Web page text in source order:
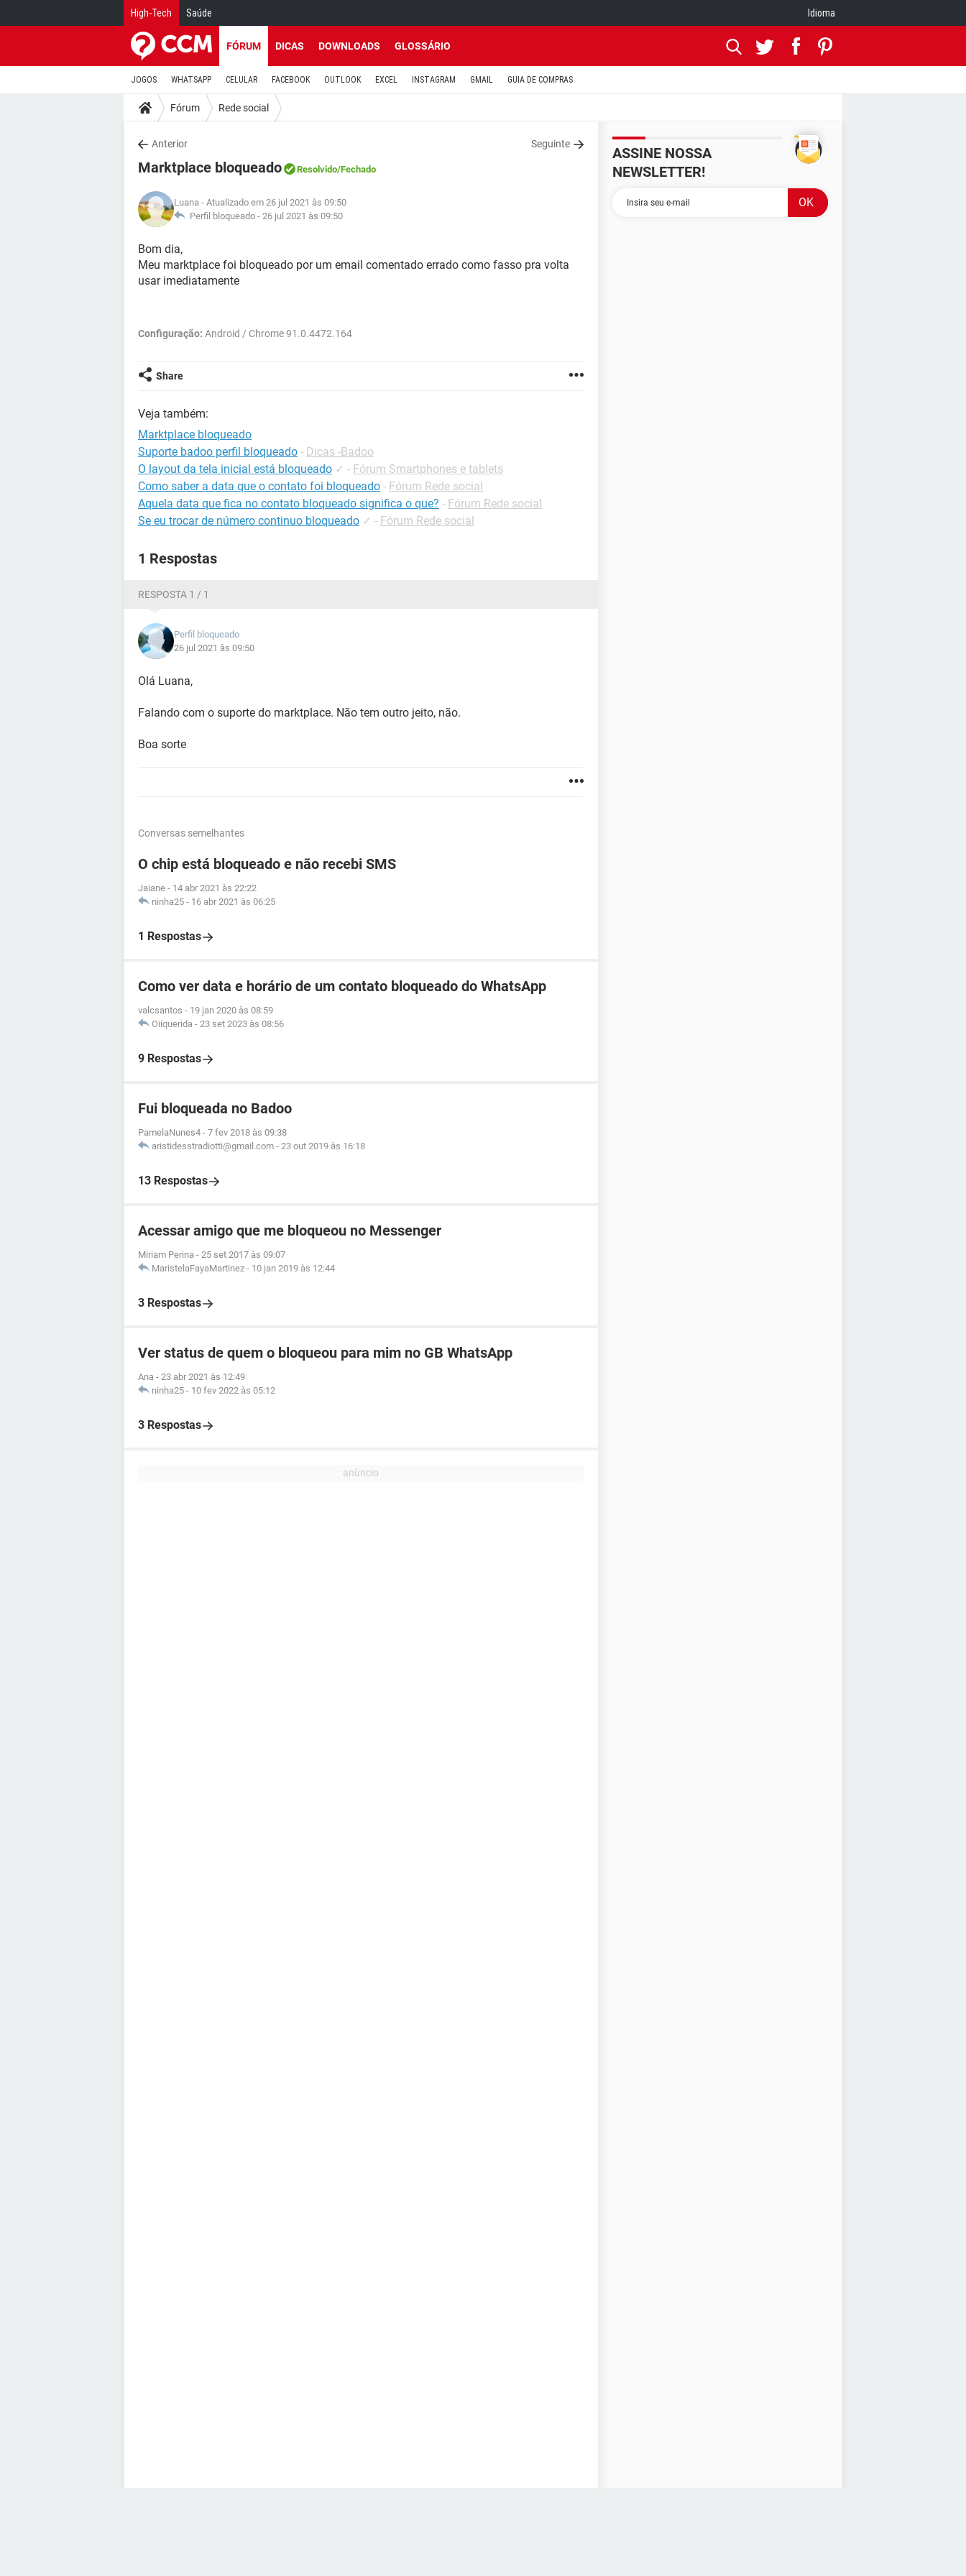
High-Tech Saúde Idioma
FÓRUM DICAS DOWNLOADS GLOSSÁRIO
JOGOS WHATSAPP CELULAR FACEBOOK OUTLOOK EXCEL INSTAGRAM GMAIL GUIA DE COMPRAS
Fórum Rede social
Anterior Seguinte
Marktplace bloqueado Resolvido/Fechado
Luana - Atualizado em 26 jul 2021 às 09:50
Perfil bloqueado - 26 jul 2021 às 09:50
Bom dia,
Meu marktplace foi bloqueado por um email comentado errado como fasso pra volta
usar imediatamente
Configuração: Android / Chrome 91.0.4472.164
Share
Veja também:
Marktplace bloqueado
Suporte badoo perfil bloqueado - Dicas -Badoo
O layout da tela inicial está bloqueado ✓ - Fórum Smartphones e tablets
Como saber a data que o contato foi bloqueado - Fórum Rede social
Aquela data que fica no contato bloqueado significa o que? - Fórum Rede social
Se eu trocar de número continuo bloqueado ✓ - Fórum Rede social
1 Respostas
RESPOSTA 1 / 1
Perfil bloqueado
26 jul 2021 às 09:50
Olá Luana,
Falando com o suporte do marktplace. Não tem outro jeito, não.
Boa sorte
Conversas semelhantes
O chip está bloqueado e não recebi SMS
Jaiane - 14 abr 2021 às 22:22
ninha25 - 16 abr 2021 às 06:25
1 Respostas
Como ver data e horário de um contato bloqueado do WhatsApp
valcsantos - 19 jan 2020 às 08:59
Oiiquerida - 23 set 2023 às 08:56
9 Respostas
Fui bloqueada no Badoo
PamelaNunes4 - 7 fev 2018 às 09:38
aristidesstradiotti@gmail.com - 23 out 2019 às 16:18
13 Respostas
Acessar amigo que me bloqueou no Messenger
Miriam Perina - 25 set 2017 às 09:07
MaristelaFayaMartinez - 10 jan 2019 às 12:44
3 Respostas
Ver status de quem o bloqueou para mim no GB WhatsApp
Ana - 23 abr 2021 às 12:49
ninha25 - 10 fev 2022 às 05:12
3 Respostas
ASSINE NOSSA
NEWSLETTER!